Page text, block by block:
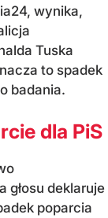
wynika,
Tuska
to spadek
badania.
dla PiS
głosu deklaruje
poparcia